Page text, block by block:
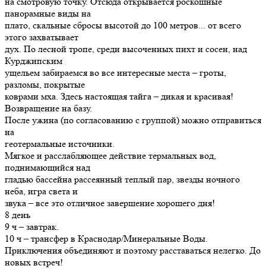
панорамные виды на
плато, скальные сбросы высотой до 100 метров... от всего
этого захватывает
дух. По лесной тропе, среди высоченных пихт и сосен, над
Курджипским
ущельем забираемся во все интересные места – гроты,
разломы, покрытые
коврами мха. Здесь настоящая тайга – дикая и красивая!
Возвращение на базу.
После ужина (по согласованию с группой) можно отправиться
на
геотермальные источники.
Мягкое и расслабляющее действие термальных вод,
поднимающийся над
гладью бассейна рассеянный теплый пар, звезды ночного
неба, игра света и
звука – все это отличное завершение хорошего дня!
8 день
9 ч – завтрак.
10 ч – трансфер в Краснодар/Минеральные Воды.
Приключения объединяют и поэтому расставаться нелегко. До
новых встреч!